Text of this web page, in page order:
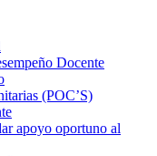
Docente
(POC’S)
apoyo oportuno al